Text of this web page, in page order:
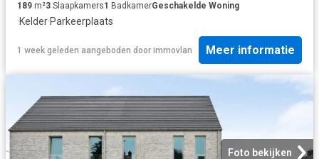
189 m²3 Slaapkamers1 BadkamerGeschakelde Woning
·Kelder·Parkeerplaats
1 week geleden aangeboden door immovlan Meer informatie
Foto bekijken